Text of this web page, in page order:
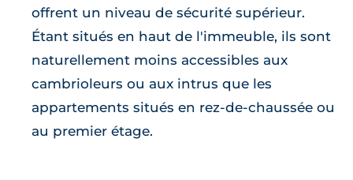
offrent un niveau de sécurité supérieur.
Étant situés en haut de l'immeuble, ils sont
naturellement moins accessibles aux
cambrioleurs ou aux intrus que les
appartements situés en rez-de-chaussée ou
au premier étage.